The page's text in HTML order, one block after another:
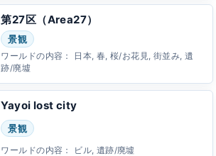
第27区（Area27）
景観
ワールドの内容：
日本, 春, 桜/お花見, 街並み, 遺
跡/廃墟
Yayoi lost city
景観
ワールドの内容： ビル, 遺跡/廃墟